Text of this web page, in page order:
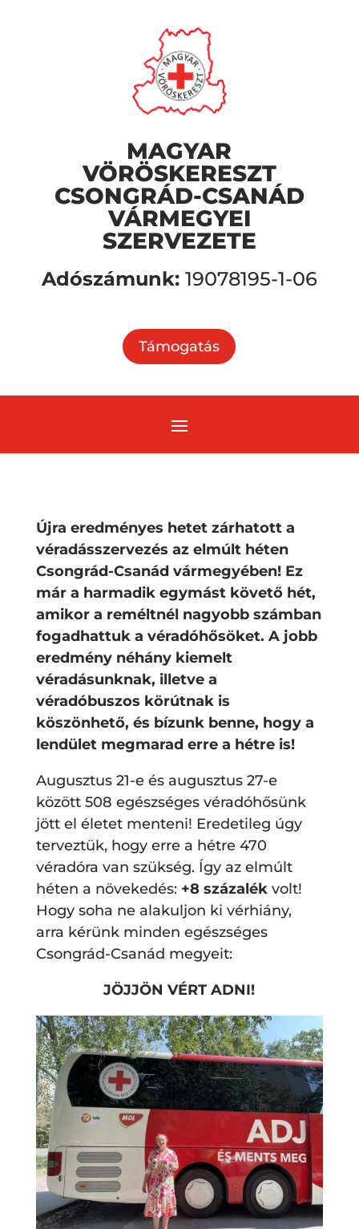
MAGYAR
VÖRÖSKERESZT
CSONGRÁD-CSANÁD
VÁRMEGYEI
SZERVEZETE
Adószámunk: 19078195-1-06
Támogatás
Újra eredményes hetet zárhatott a
véradásszervezés az elmúlt héten
Csongrád-Csanád vármegyében! Ez
már a harmadik egymást követő hét,
amikor a reméltnél nagyobb számban
fogadhattuk a véradóhősöket. A jobb
eredmény néhány kiemelt
véradásunknak, illetve a
véradóbuszos körútnak is
köszönhető, és bízunk benne, hogy a
lendület megmarad erre a hétre is!
Augusztus 21-e és augusztus 27-e
között 508 egészséges véradóhősünk
jött el életet menteni! Eredetileg úgy
terveztük, hogy erre a hétre 470
véradóra van szükség. Így az elmúlt
héten a növekedés: +8 százalékvolt!
Hogy soha ne alakuljon ki vérhiány,
arra kérünk minden egészséges
Csongrád-Csanád megyeit:
JÖJJÖN VÉRT ADNI!